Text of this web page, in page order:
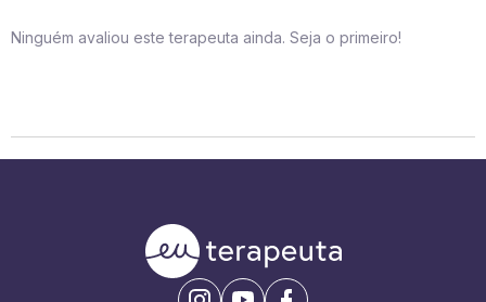
Ninguém avaliou este terapeuta ainda. Seja o primeiro!